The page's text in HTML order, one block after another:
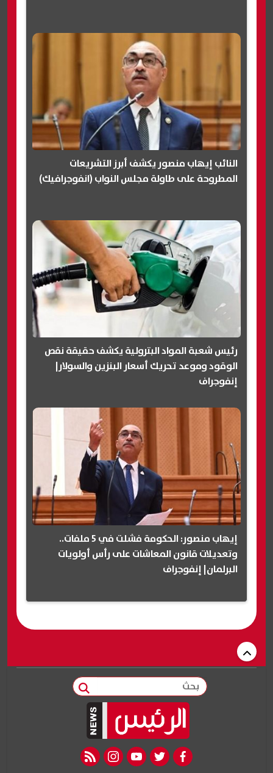
النائب إيهاب منصور يكشف أبرز التشريعات
المطروحة على طاولة مجلس النواب (انفوجرافيك)
رئيس شعبة المواد البترولية يكشف حقيقة نقص
الوقود وموعد تحريك أسعار البنزين والسولار|
إنفوجراف
إيهاب منصور: الحكومة فشلت في 5 ملفات..
وتعديلات قانون المعاشات على رأس أولويات
البرلمان| إنفوجراف
بحث
facebook
twitter
youtube
instagram
rss feed